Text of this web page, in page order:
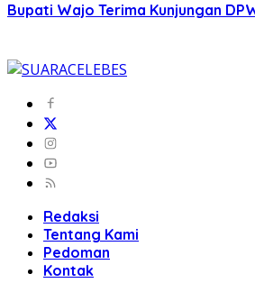
Bupati Wajo Terima Kunjungan
Redaksi
Tentang Kami
Pedoman
Kontak